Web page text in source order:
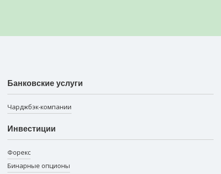
Банковские услуги
Чарджбэк-компании
Инвестиции
Форекс
Бинарные опционы